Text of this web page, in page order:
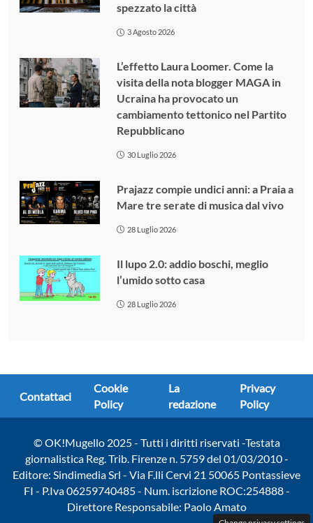
spezzato la città
3 Agosto 2026
L’effetto Laura Loomer. Come la
visita della nota blogger MAGA in
Ucraina ha provocato un
cambiamento tettonico nel Partito
Repubblicano
30 Luglio 2026
Prajazz compie undici anni: a Praia a
Mare tre serate di musica dal vivo
28 Luglio 2026
Il lupo 2.0: addio boschi, meglio
l’umido sotto casa
28 Luglio 2026
Contattaci
Cookie
Policy
La
redazione
Privacy
Policy
© OK!Mugello 2025 - Tutti i diritti riservati -Testata
giornalistica Reg. Trib. Firenze n. 5759 del 01/03/2010 -
Editore: Sindimedia Srl - Via F.lli Cervi 21 50065 Pontassieve
FI - P.Iva 06259740485 - Num. iscrizione ROC:254888 -
Direttore Responsabile: Paolo Amato